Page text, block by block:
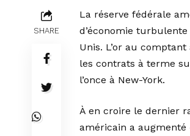
SHARE
La réserve fédérale
d’économie
Unis. L’or au
les contrats à terme
l’once à New-York.
À en croire le dernier
américain a augmenté